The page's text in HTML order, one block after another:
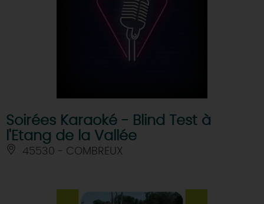
Soirées Karaoké - Blind Test à
l'Etang de la Vallée
45530 - COMBREUX